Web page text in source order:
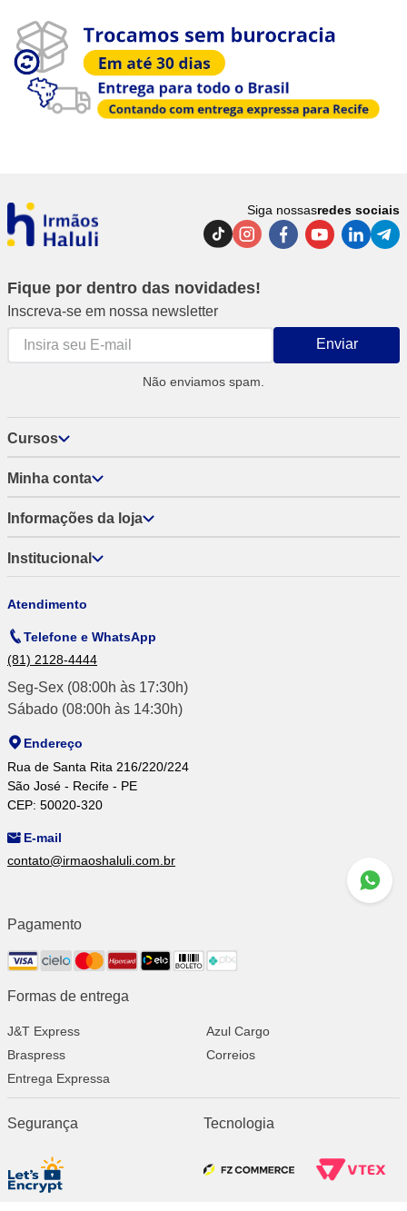
Siga nossasredes sociais
Fique por dentro das novidades!
Inscreva-se em nossa newsletter
Enviar
Não enviamos spam.
Cursos
Minha conta
Informações da loja
Institucional
Atendimento
Telefone e WhatsApp
(81) 2128-4444
Seg-Sex (08:00h às 17:30h)
Sábado (08:00h às 14:30h)
Endereço
Rua de Santa Rita 216/220/224
São José - Recife - PE
CEP: 50020-320
E-mail
contato@irmaoshaluli.com.br
Pagamento
Formas de entrega
J&T Express
Azul Cargo
Braspress
Correios
Entrega Expressa
Segurança Tecnologia